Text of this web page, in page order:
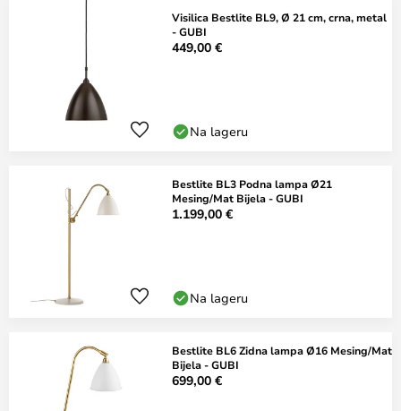
Visilica Bestlite BL9, Ø 21 cm, crna, metal
- GUBI
449,00 €
Na lageru
Bestlite BL3 Podna lampa Ø21
Mesing/Mat Bijela - GUBI
1.199,00 €
Na lageru
Bestlite BL6 Zidna lampa Ø16 Mesing/Mat
Bijela - GUBI
699,00 €